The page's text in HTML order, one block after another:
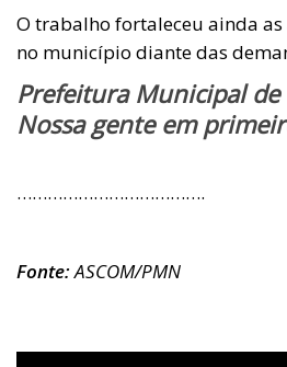
O trabalho fortaleceu ainda as
no município diante das
Prefeitura Municipal
Nossa gente em
……………………………….
Fonte:ASCOM/PMN